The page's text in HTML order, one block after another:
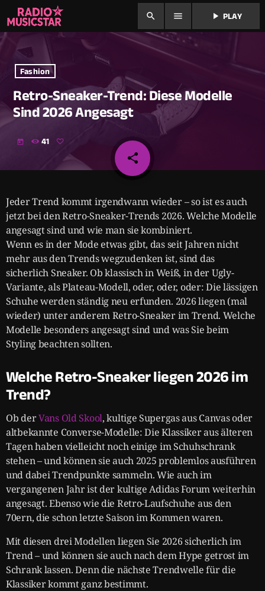
search menu play_arrow PLAY
Fashion
Retro-Sneaker-Trend: Diese Modelle
Sind 2026 Angesagt
today 41
share
email
Jeder Trend kommt irgendwann wieder – so ist es auch
jetzt bei den Retro-Sneaker-Trends 2026. Welche Modelle
angesagt sind und wie man sie kombiniert.
Wenn es in der Mode etwas gibt, das seit Jahren nicht
mehr aus den Trends wegzudenken ist, sind das
sicherlich Sneaker. Ob klassisch in Weiß, in der Ugly-
Variante, als Plateau-Modell, oder, oder, oder: Die lässigen
Schuhe werden ständig neu erfunden. 2026 liegen (mal
wieder) unter anderem Retro-Sneaker im Trend. Welche
Modelle besonders angesagt sind und was Sie beim
Styling beachten sollten.
Welche Retro-Sneaker liegen 2026 im
Trend?
Ob derVans Old Skool, kultige Supergas aus Canvas oder
altbekannte Converse-Modelle: Die Klassiker aus älteren
Tagen haben vielleicht noch einige im Schuhschrank
stehen – und können sie auch 2025 problemlos ausführen
und dabei Trendpunkte sammeln. Wie auch im
vergangenen Jahr ist der kultige Adidas Forum weiterhin
angesagt. Ebenso wie die Retro-Laufschuhe aus den
70ern, die schon letzte Saison im Kommen waren.
Mit diesen drei Modellen liegen Sie 2026 sicherlich im
Trend – und können sie auch nach dem Hype getrost im
Schrank lassen. Denn die nächste Trendwelle für die
Klassiker kommt ganz bestimmt.